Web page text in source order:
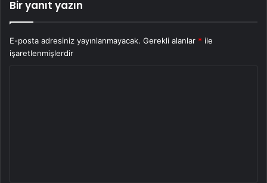
Bir yanıt yazın
E-posta adresiniz yayınlanmayacak. Gerekli alanlar * ile
işaretlenmişlerdir